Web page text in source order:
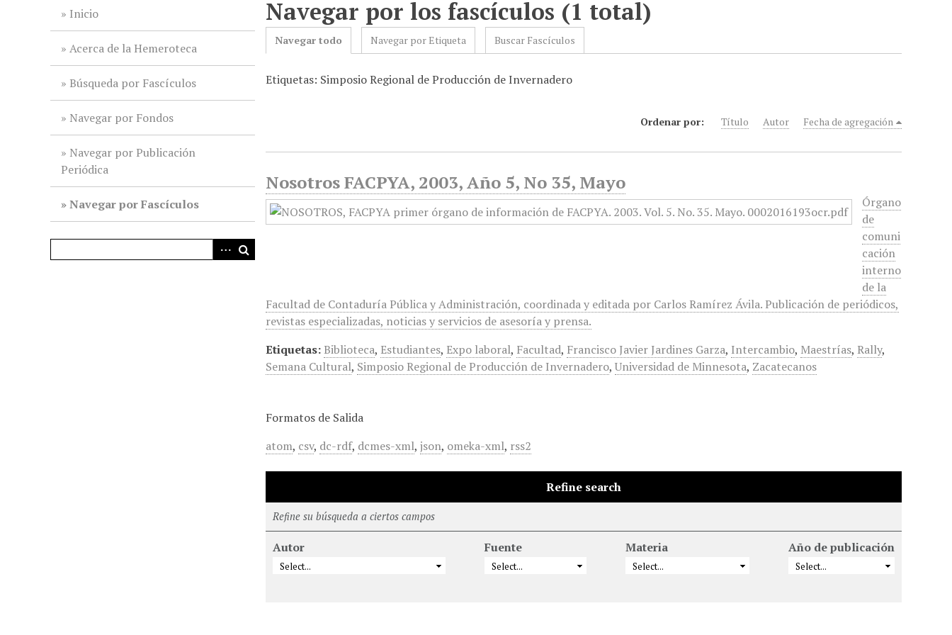
Inicio
Acerca de la Hemeroteca
Búsqueda por Fascículos
Navegar por Fondos
Navegar por Publicación
Periódica
Navegar por Fascículos
Navegar por los fascículos (1 total)
Navegar todo Navegar por Etiqueta Buscar Fascículos
Etiquetas: Simposio Regional de Producción de Invernadero
Ordenar por: Título Autor Fecha de agregación
Nosotros FACPYA, 2003, Año 5, No 35, Mayo
Órgano
de
comuni
cación
interno
de la
Facultad de Contaduría Pública y Administración, coordinada y editada por Carlos Ramírez Ávila. Publicación de periódicos,
revistas especializadas, noticias y servicios de asesoría y prensa.
Etiquetas: Biblioteca, Estudiantes, Expo laboral, Facultad, Francisco Javier Jardines Garza, Intercambio, Maestrías, Rally,
Semana Cultural, Simposio Regional de Producción de Invernadero,Universidad de Minnesota, Zacatecanos
Formatos de Salida
atom, csv, dc-rdf, dcmes-xml,json, omeka-xml, rss2
Refine search
Refine su búsqueda a ciertos campos
Autor Fuente Materia Año de publicación